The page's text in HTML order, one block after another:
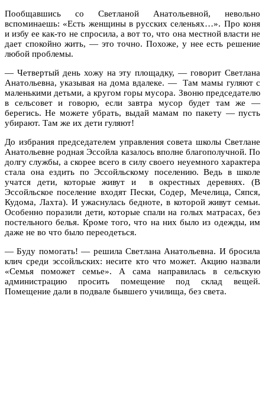
Пообщавшись со Светланой Анатольевной, невольно
вспоминаешь: «Есть женщины в русских селеньях…». Про коня
и избу ее как-то не спросила, а вот то, что она местной власти не
дает спокойно жить, — это точно. Похоже, у нее есть решение
любой проблемы.
— Четвертый день хожу на эту площадку, — говорит Светлана
Анатольевна, указывая на дома вдалеке. — Там мамы гуляют с
маленькими детьми, а кругом горы мусора. Звоню председателю
в сельсовет и говорю, если завтра мусор будет там же —
берегись. Не можете убрать, выдай мамам по пакету — пусть
убирают. Там же их дети гуляют!
До избрания председателем управления совета школы Светлане
Анатольевне родная Эссойла казалось вполне благополучной. По
долгу службы, а скорее всего в силу своего неуемного характера
стала она ездить по Эссойльскому поселению. Ведь в школе
учатся дети, которые живут и в окрестных деревнях. (В
Эссойльское поселение входят Пески, Содер, Мечелица, Сяпся,
Кудома, Лахта). И ужаснулась бедноте, в которой живут семьи.
Особенно поразили дети, которые спали на голых матрасах, без
постельного белья. Кроме того, что на них было из одежды, им
даже не во что было переодеться.
— Буду помогать! — решила Светлана Анатольевна. И бросила
клич среди эссойльских: несите кто что может. Акцию назвали
«Семья поможет семье». А сама направилась в сельскую
администрацию просить помещение под склад вещей.
Помещение дали в подвале бывшего училища, без света.